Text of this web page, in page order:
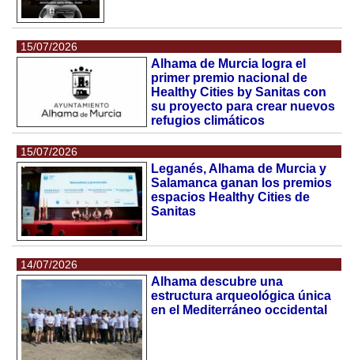
15/07/2026
Alhama de Murcia logra el
primer premio nacional de
Healthy Cities by Sanitas con
su proyecto para crear nuevos
refugios climáticos
15/07/2026
Leganés, Alhama de Murcia y
Salamanca ganan los premios
espacios Healthy Cities de
Sanitas
14/07/2026
Alhama descubre una
estructura arqueológica única
en el Mediterráneo occidental